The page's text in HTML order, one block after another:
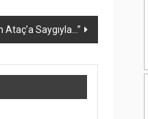
Ataç’a Saygıyla…”